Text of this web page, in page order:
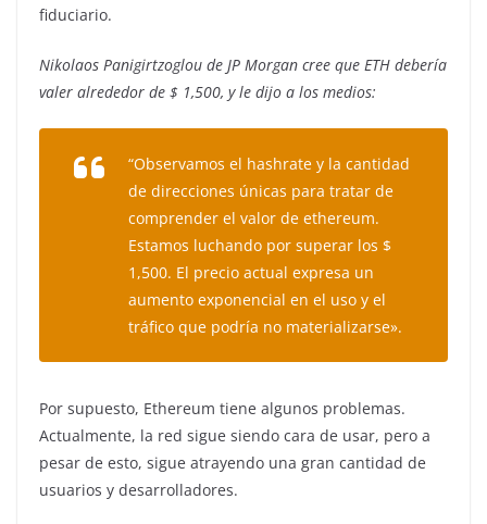
fiduciario.
Nikolaos Panigirtzoglou de JP Morgan cree que ETH debería
valer alrededor de $ 1,500, y le dijo a los medios:
“Observamos el hashrate y la cantidad
de direcciones únicas para tratar de
comprender el valor de ethereum.
Estamos luchando por superar los $
1,500. El precio actual expresa un
aumento exponencial en el uso y el
tráfico que podría no materializarse».
Por supuesto, Ethereum tiene algunos problemas.
Actualmente, la red sigue siendo cara de usar, pero a
pesar de esto, sigue atrayendo una gran cantidad de
usuarios y desarrolladores.